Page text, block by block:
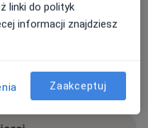
się w nowej karcie
wizyt przez
linki do polityk
informacji znajdziesz
Zaakceptuj